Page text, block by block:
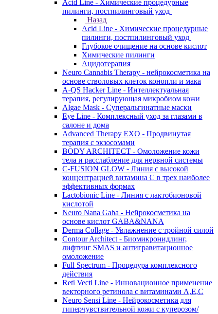
Acid Line - Химические процедурные
пилинги, постпилинговый уход
Назад
Acid Line - Химические процедурные
пилинги, постпилинговый уход
Глубокое очищение на основе кислот
Химические пилинги
Ацидотерапия
Neuro Cannabis Therapy - нейрокосметика на
основе стволовых клеток конопли и мака
A-QS Hacker Line - Интеллектуальная
терапия, регулирующая микробиом кожи
Algae Mask - Суперальгинатные маски
Eye Line - Комплексный уход за глазами в
салоне и дома
Advanced Therapy EXO - Продвинутая
терапия с экзосомами
BODY ARCHITECT - Омоложение кожи
тела и расслабление для нервной системы
C-FUSION GLOW - Линия с высокой
концентрацией витамина C в трех наиболее
эффективных формах
Lactobionic Line - Линия с лактобионовой
кислотой
Neuro Nana Gaba - Нейрокосметика на
основе кислот GABA&NANA
Derma Collage - Увлажнение с тройной силой
Contour Architect - Биомикронидлинг,
лифтинг SMAS и антигравитационное
омоложение
Full Spectrum - Процедура комплексного
действия
Reti Vecti Line - Инновационное применение
векторного ретинола с витаминами A,Е,С
Neuro Sensi Line - Нейрокосметика для
гиперчувствительной кожи с куперозом/